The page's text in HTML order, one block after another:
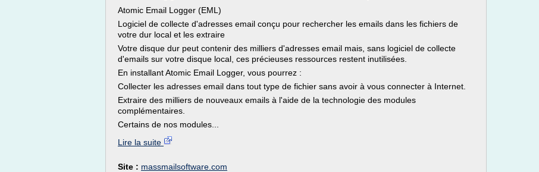
Atomic Email Logger (EML)
Logiciel de collecte d'adresses email conçu pour rechercher les emails dans les fichiers de
votre dur local et les extraire
Votre disque dur peut contenir des milliers d'adresses email mais, sans logiciel de collecte
d'emails sur votre disque local, ces précieuses ressources restent inutilisées.
En installant Atomic Email Logger, vous pourrez :
Collecter les adresses email dans tout type de fichier sans avoir à vous connecter à Internet.
Extraire des milliers de nouveaux emails à l'aide de la technologie des modules
complémentaires.
Certains de nos modules...
Lire la suite
Site : massmailsoftware.com